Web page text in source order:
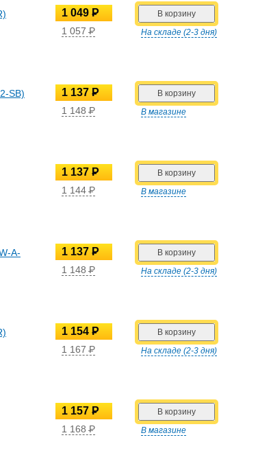
На складе (2-3 дня)
1 049 P
УБ.
1 057P
В магазине
1 137 P
УБ.
1 148P
SB)
В магазине
1 137 P
УБ.
1 144P
На складе (2-3 дня)
1 137 P
УБ.
1 148P
A-
На складе (2-3 дня)
1 154 P
УБ.
1 167P
В магазине
1 157 P
УБ.
1 168P